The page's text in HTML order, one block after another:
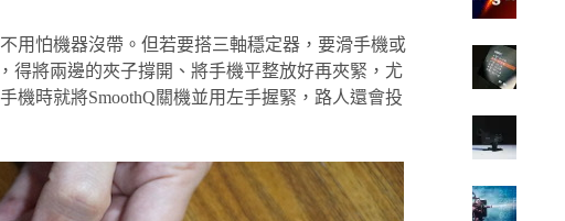
用怕機器沒帶。但若要搭三軸穩定器，要滑手機或
得將兩邊的夾子撐開、將手機平整放好再夾緊，尤
機時就將SmoothQ關機並用左手握緊，路人還會投